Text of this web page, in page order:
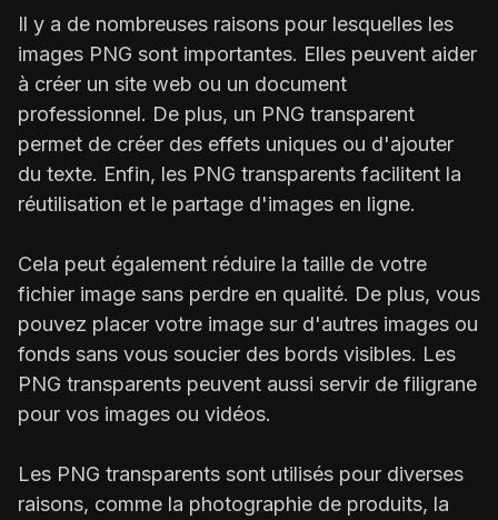
Il y a de nombreuses raisons pour lesquelles les
images PNG sont importantes. Elles peuvent aider
à créer un site web ou un document
professionnel. De plus, un PNG transparent
permet de créer des effets uniques ou d'ajouter
du texte. Enfin, les PNG transparents facilitent la
réutilisation et le partage d'images en ligne.
Cela peut également réduire la taille de votre
fichier image sans perdre en qualité. De plus, vous
pouvez placer votre image sur d'autres images ou
fonds sans vous soucier des bords visibles. Les
PNG transparents peuvent aussi servir de filigrane
pour vos images ou vidéos.
Les PNG transparents sont utilisés pour diverses
raisons, comme la photographie de produits, la